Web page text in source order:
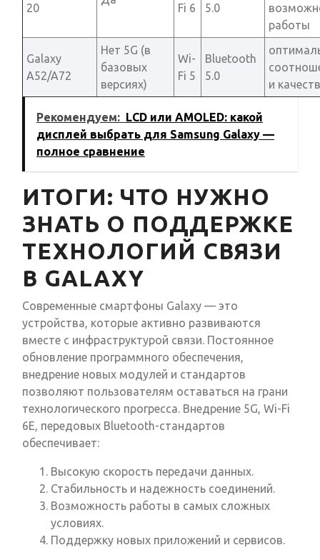
20 Fi 6 5.0
работы
Galaxy
A52/A72
Нет 5G (в
базовых
версиях)
Wi-
Fi 5
Bluetooth
5.0
и
Рекомендуем: LCD или AMOLED: какой
дисплей выбрать для Samsung Galaxy —
полное сравнение
ИТОГИ: ЧТО НУЖНО
ЗНАТЬ О ПОДДЕРЖКЕ
ТЕХНОЛОГИЙ СВЯЗИ
В GALAXY
Современные смартфоны Galaxy — это
устройства, которые активно развиваются
вместе с инфраструктурой связи. Постоянное
обновление программного обеспечения,
внедрение новых модулей и стандартов
позволяют пользователям оставаться на грани
технологического прогресса. Внедрение 5G, Wi-Fi
6E, передовых Bluetooth-стандартов
обеспечивает:
Высокую скорость передачи данных.
Стабильность и надежность соединений.
Возможность работы в самых сложных
условиях.
Поддержку новых приложений и сервисов.